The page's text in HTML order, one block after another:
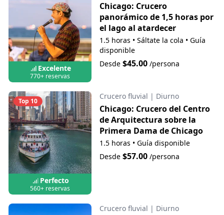
Excelente
770+ reservas
Chicago: Crucero
panorámico de 1,5 horas por
el lago al atardecer
1.5 horas • Sáltate la cola • Guía
disponible
Desde $45.00/persona
Top 10
Perfecto
560+ reservas
Crucero fluvial | Diurno
Chicago: Crucero del Centro
de Arquitectura sobre la
Primera Dama de Chicago
1.5 horas • Guía disponible
Desde $57.00/persona
Crucero fluvial | Diurno